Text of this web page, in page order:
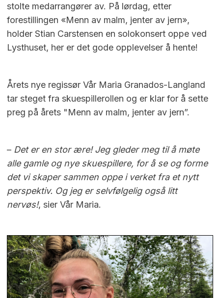
stolte medarrangører av. På lørdag, etter
forestillingen «Menn av malm, jenter av jern»,
holder Stian Carstensen en solokonsert oppe ved
Lysthuset, her er det gode opplevelser å hente!
Årets nye regissør Vår Maria Granados-Langland
tar steget fra skuespillerollen og er klar for å sette
preg på årets "Menn av malm, jenter av jern”.
– Det er en stor ære! Jeg gleder meg til å møte
alle gamle og nye skuespillere, for å se og forme
det vi skaper sammen oppe i verket fra et nytt
perspektiv. Og jeg er selvfølgelig også litt
nervøs!, sier Vår Maria.